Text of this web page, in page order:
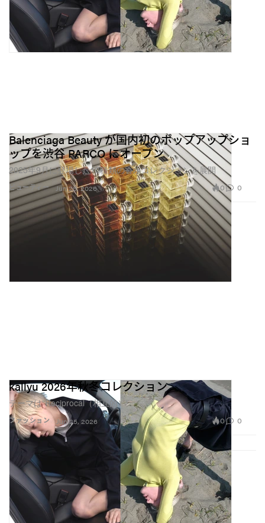
ビューティー
Balenciaga Beauty が国内初のポップアップショ
ップを渋谷 PARCO にオープン
2025年9月に登場した10種類の香水コレクションを展開
Jun 25, 2026 0 0
ファッション
kallyu 2026年秋冬コレクション
テーマは“Reciprocal（相互的）”
Jun 25, 2026 0 0